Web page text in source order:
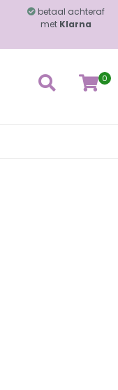
betaal achteraf
met Klarna
0